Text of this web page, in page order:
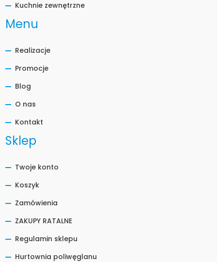
Kuchnie zewnętrzne
Menu
Realizacje
Promocje
Blog
O nas
Kontakt
Sklep
Twoje konto
Koszyk
Zamówienia
ZAKUPY RATALNE
Regulamin sklepu
Hurtownia poliwęglanu